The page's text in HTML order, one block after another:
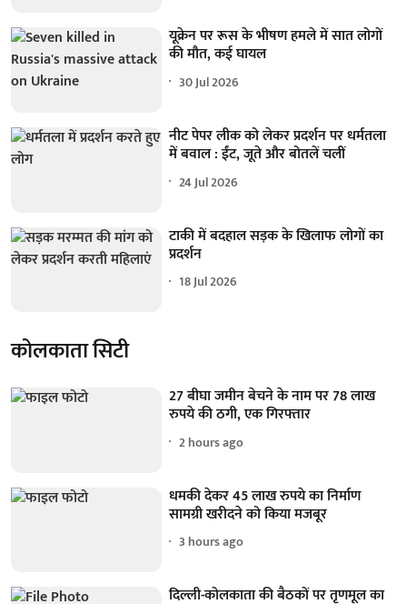
यूक्रेन पर रूस के भीषण हमले में सात लोगों
की मौत, कई घायल
30 Jul 2026
नीट पेपर लीक को लेकर प्रदर्शन पर धर्मतला
में बवाल : ईंट, जूते और बोतलें चलीं
24 Jul 2026
टाकी में बदहाल सड़क के खिलाफ लोगों का
प्रदर्शन
18 Jul 2026
कोलकाता सिटी
27 बीघा जमीन बेचने के नाम पर 78 लाख
रुपये की ठगी, एक गिरफ्तार
2 hours ago
धमकी देकर 45 लाख रुपये का निर्माण
सामग्री खरीदने को किया मजबूर
3 hours ago
दिल्ली-कोलकाता की बैठकों पर तृणमूल का